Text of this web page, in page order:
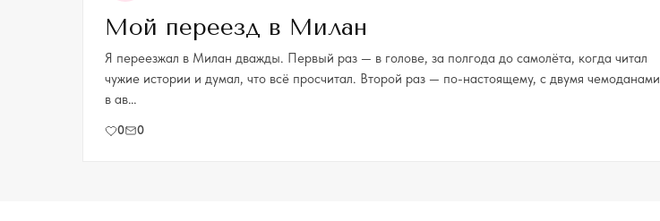
Мой переезд в Милан
Я переезжал в Милан дважды. Первый раз — в голове, за полгода до самолёта, когда читал
чужие истории и думал, что всё просчитал. Второй раз — по-настоящему, с двумя чемоданами
в ав…
0 0